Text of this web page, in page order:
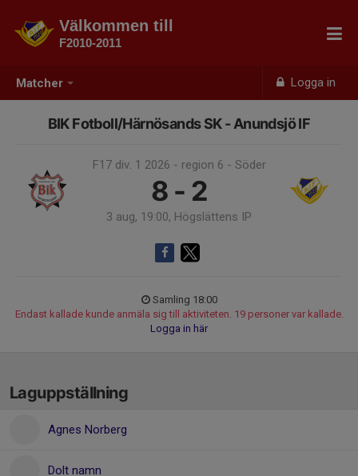
Matcher Logga in
Välkommen till
F2010-2011
BIK Fotboll/Härnösands SK - Anundsjö IF
F17 div. 1 2026 - region 6 - Söder
8 - 2
3 aug, 19:00, Högslättens IP
Samling 18:00
Endast kallade kunde anmäla sig till aktiviteten. 19 personer var kallade.
Logga in här
Laguppställning
Agnes Norberg
Dolt namn